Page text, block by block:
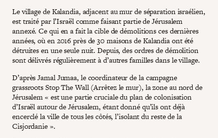
Le village de Kalandia, adjacent au mur de séparation israélien,
est traité par l’Israël comme faisant partie de Jérusalem
annexé. Ce qui en a fait la cible de démolitions ces dernières
années, où en 2016 près de 30 maisons de Kalandia ont été
détruites en une seule nuit. Depuis, des ordres de démolition
sont délivrés régulièrement à d’autres familles dans le village.
D’après Jamal Jumaa, le coordinateur de la campagne
grassroots Stop The Wall (Arrêtez le mur), la zone au nord de
Jérusalem « est une partie cruciale du plan de colonisation
d’Israël autour de Jérusalem, étant donné qu’ils ont déjà
encerclé la ville de tous les côtés, l’isolant du reste de la
Cisjordanie ».